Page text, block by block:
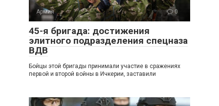
Армия 0
45-я бригада: достижения
элитного подразделения спецназа
ВДВ
Бойцы этой бригады принимали участие в сражениях
первой и второй войны в Ичкерии, заставили